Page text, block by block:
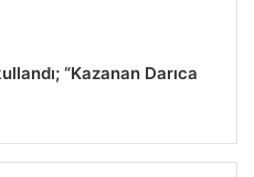
“Kazanan Darıca